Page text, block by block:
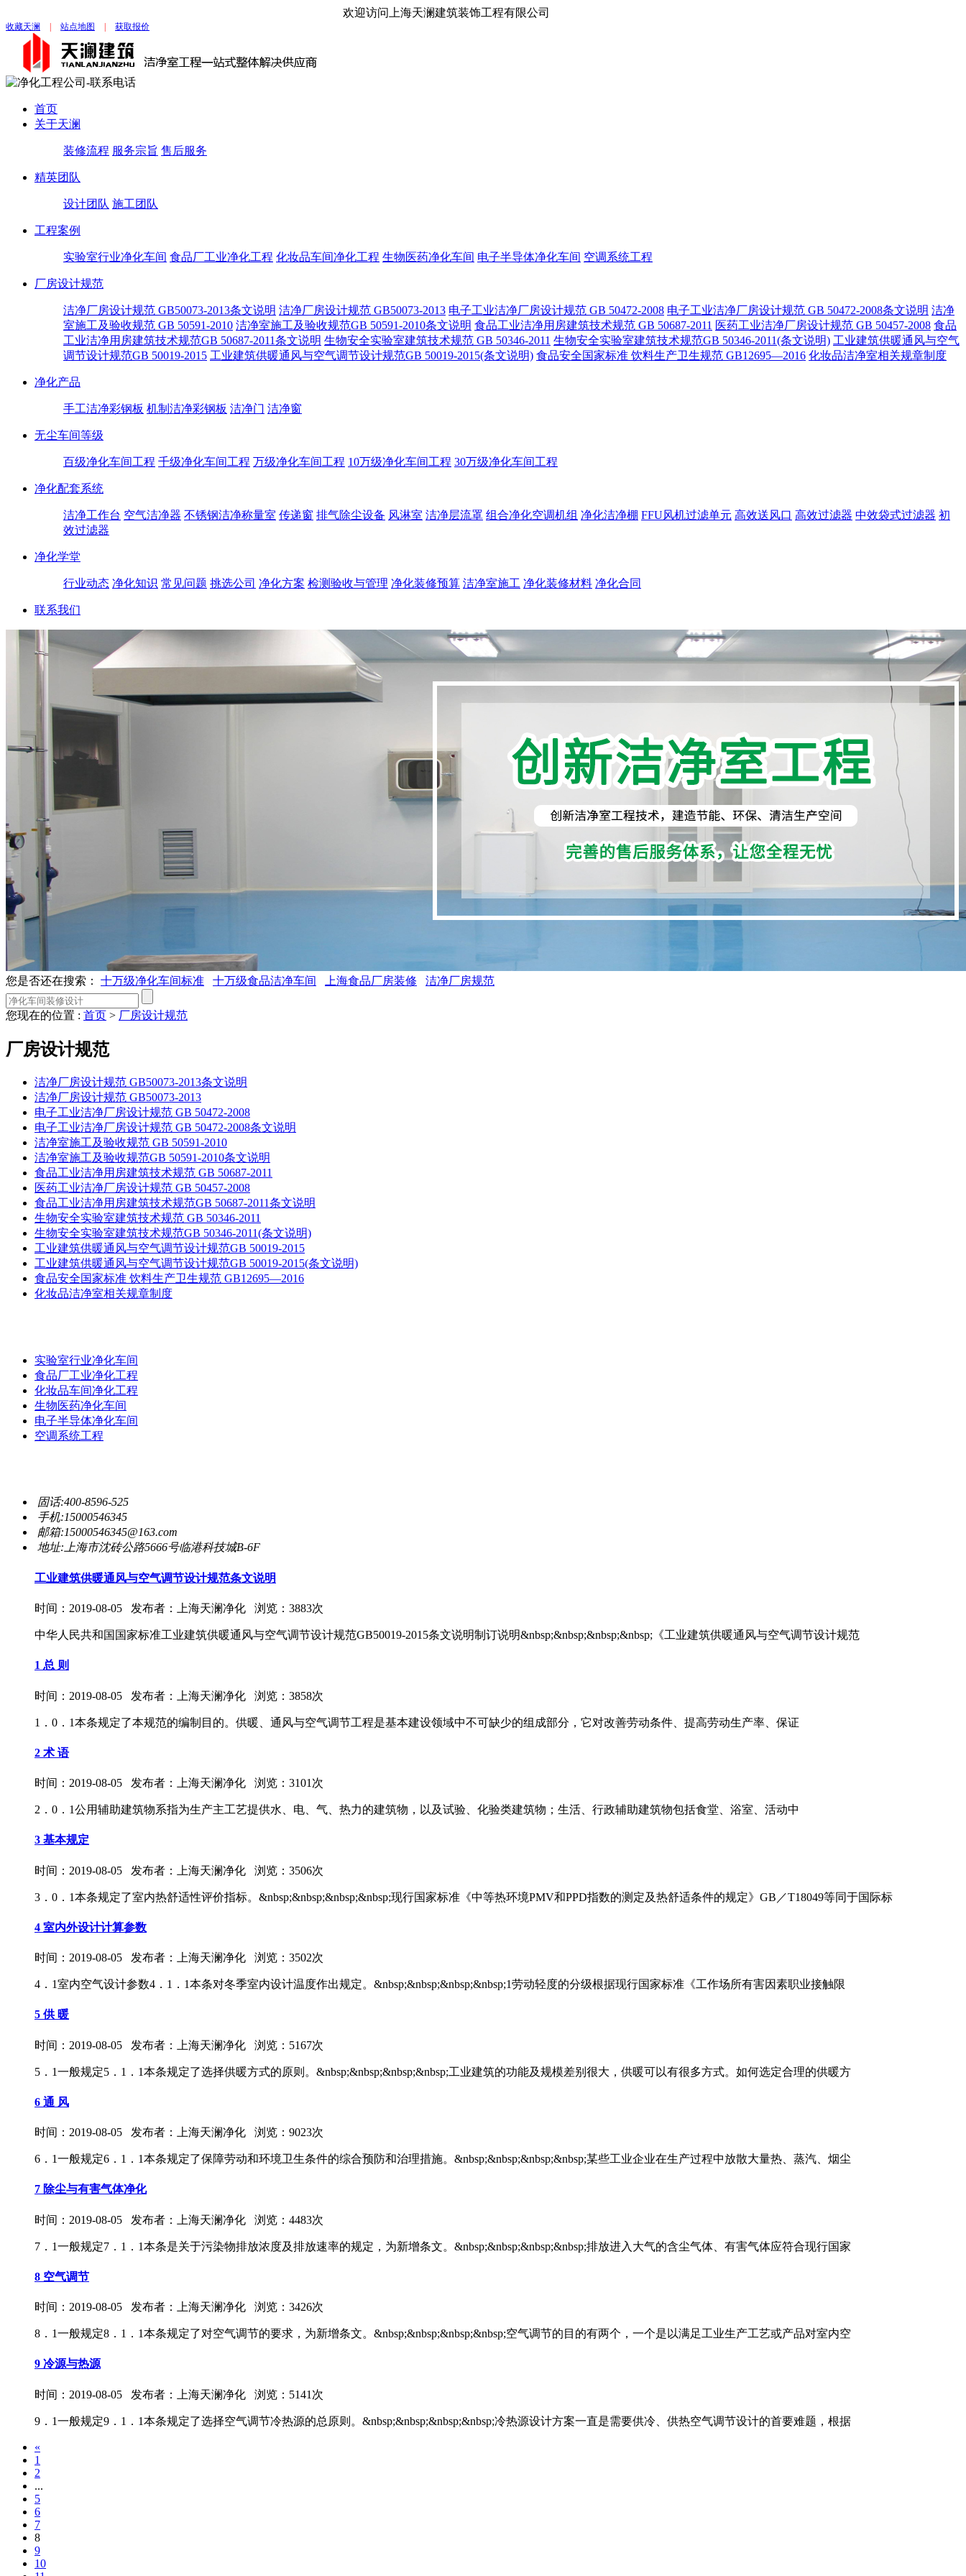
欢迎访问上海天澜建筑装饰工程有限公司
收藏天澜 站点地图 获取报价
首页
关于天澜
装修流程 服务宗旨 售后服务
精英团队
设计团队 施工团队
工程案例
实验室行业净化车间 食品厂工业净化工程 化妆品车间净化工程 生物医药净化车间 电子半导体净化车间 空调系统工程
厂房设计规范
洁净厂房设计规范 GB50073-2013条文说明 洁净厂房设计规范 GB50073-2013 电子工业洁净厂房设计规范 GB 50472-2008 电子工业洁净厂房设计规范 GB 50472-2008条文说明 洁净
室施工及验收规范 GB 50591-2010 洁净室施工及验收规范GB 50591-2010条文说明 食品工业洁净用房建筑技术规范 GB 50687-2011 医药工业洁净厂房设计规范 GB 50457-2008 食品
工业洁净用房建筑技术规范GB 50687-2011条文说明 生物安全实验室建筑技术规范 GB 50346-2011 生物安全实验室建筑技术规范GB 50346-2011(条文说明) 工业建筑供暖通风与空气
调节设计规范GB 50019-2015 工业建筑供暖通风与空气调节设计规范GB 50019-2015(条文说明) 食品安全国家标准 饮料生产卫生规范 GB12695—2016 化妆品洁净室相关规章制度
净化产品
手工洁净彩钢板 机制洁净彩钢板 洁净门 洁净窗
无尘车间等级
百级净化车间工程 千级净化车间工程 万级净化车间工程 10万级净化车间工程 30万级净化车间工程
净化配套系统
洁净工作台 空气洁净器 不锈钢洁净称量室 传递窗 排气除尘设备 风淋室 洁净层流罩 组合净化空调机组 净化洁净棚 FFU风机过滤单元 高效送风口 高效过滤器 中效袋式过滤器 初
效过滤器
净化学堂
行业动态 净化知识 常见问题 挑选公司 净化方案 检测验收与管理 净化装修预算 洁净室施工 净化装修材料 净化合同
联系我们
您是否还在搜索： 十万级净化车间标准 十万级食品洁净车间 上海食品厂房装修 洁净厂房规范
您现在的位置 : 首页 > 厂房设计规范
厂房设计规范
洁净厂房设计规范 GB50073-2013条文说明
洁净厂房设计规范 GB50073-2013
电子工业洁净厂房设计规范 GB 50472-2008
电子工业洁净厂房设计规范 GB 50472-2008条文说明
洁净室施工及验收规范 GB 50591-2010
洁净室施工及验收规范GB 50591-2010条文说明
食品工业洁净用房建筑技术规范 GB 50687-2011
医药工业洁净厂房设计规范 GB 50457-2008
食品工业洁净用房建筑技术规范GB 50687-2011条文说明
生物安全实验室建筑技术规范 GB 50346-2011
生物安全实验室建筑技术规范GB 50346-2011(条文说明)
工业建筑供暖通风与空气调节设计规范GB 50019-2015
工业建筑供暖通风与空气调节设计规范GB 50019-2015(条文说明)
食品安全国家标准 饮料生产卫生规范 GB12695—2016
化妆品洁净室相关规章制度
实验室行业净化车间
食品厂工业净化工程
化妆品车间净化工程
生物医药净化车间
电子半导体净化车间
空调系统工程
固话:400-8596-525
手机:15000546345
邮箱:15000546345@163.com
地址:上海市沈砖公路5666号临港科技城B-6F
工业建筑供暖通风与空气调节设计规范条文说明
时间：2019-08-05 发布者：上海天澜净化 浏览：3883次
中华人民共和国国家标准工业建筑供暖通风与空气调节设计规范GB50019-2015条文说明制订说明&nbsp;&nbsp;&nbsp;&nbsp;《工业建筑供暖通风与空气调节设计规范
1 总 则
时间：2019-08-05 发布者：上海天澜净化 浏览：3858次
1．0．1本条规定了本规范的编制目的。供暖、通风与空气调节工程是基本建设领域中不可缺少的组成部分，它对改善劳动条件、提高劳动生产率、保证
2 术 语
时间：2019-08-05 发布者：上海天澜净化 浏览：3101次
2．0．1公用辅助建筑物系指为生产主工艺提供水、电、气、热力的建筑物，以及试验、化验类建筑物；生活、行政辅助建筑物包括食堂、浴室、活动中
3 基本规定
时间：2019-08-05 发布者：上海天澜净化 浏览：3506次
3．0．1本条规定了室内热舒适性评价指标。&nbsp;&nbsp;&nbsp;&nbsp;现行国家标准《中等热环境PMV和PPD指数的测定及热舒适条件的规定》GB／T18049等同于国际标
4 室内外设计计算参数
时间：2019-08-05 发布者：上海天澜净化 浏览：3502次
4．1室内空气设计参数4．1．1本条对冬季室内设计温度作出规定。&nbsp;&nbsp;&nbsp;&nbsp;1劳动轻度的分级根据现行国家标准《工作场所有害因素职业接触限
5 供 暖
时间：2019-08-05 发布者：上海天澜净化 浏览：5167次
5．1一般规定5．1．1本条规定了选择供暖方式的原则。&nbsp;&nbsp;&nbsp;&nbsp;工业建筑的功能及规模差别很大，供暖可以有很多方式。如何选定合理的供暖方
6 通 风
时间：2019-08-05 发布者：上海天澜净化 浏览：9023次
6．1一般规定6．1．1本条规定了保障劳动和环境卫生条件的综合预防和治理措施。&nbsp;&nbsp;&nbsp;&nbsp;某些工业企业在生产过程中放散大量热、蒸汽、烟尘
7 除尘与有害气体净化
时间：2019-08-05 发布者：上海天澜净化 浏览：4483次
7．1一般规定7．1．1本条是关于污染物排放浓度及排放速率的规定，为新增条文。&nbsp;&nbsp;&nbsp;&nbsp;排放进入大气的含尘气体、有害气体应符合现行国家
8 空气调节
时间：2019-08-05 发布者：上海天澜净化 浏览：3426次
8．1一般规定8．1．1本条规定了对空气调节的要求，为新增条文。&nbsp;&nbsp;&nbsp;&nbsp;空气调节的目的有两个，一个是以满足工业生产工艺或产品对室内空
9 冷源与热源
时间：2019-08-05 发布者：上海天澜净化 浏览：5141次
9．1一般规定9．1．1本条规定了选择空气调节冷热源的总原则。&nbsp;&nbsp;&nbsp;&nbsp;冷热源设计方案一直是需要供冷、供热空气调节设计的首要难题，根据
«
1
2
...
5
6
7
8
9
10